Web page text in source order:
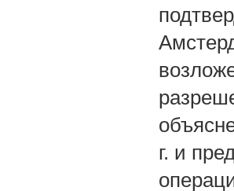
г. и